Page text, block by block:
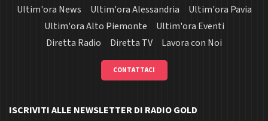
Ultim'ora News
Ultim'ora Alessandria
Ultim'ora Pavia
Ultim'ora Alto Piemonte
Ultim'ora Eventi
Diretta Radio
Diretta TV Lavora con Noi
CONTATTACI
ISCRIVITI ALLE NEWSLETTER DI RADIO GOLD